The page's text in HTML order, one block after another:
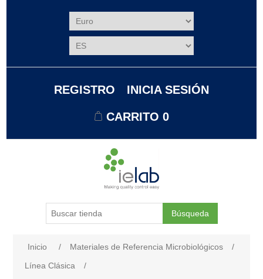
REGISTRO INICIA SESIÓN
CARRITO 0
Búsqueda
Inicio / Materiales de Referencia Microbiológicos
/
Línea Clásica
/